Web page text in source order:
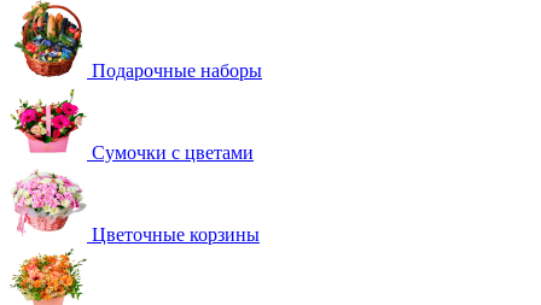
Подарочные наборы
Сумочки с цветами
Цветочные корзины